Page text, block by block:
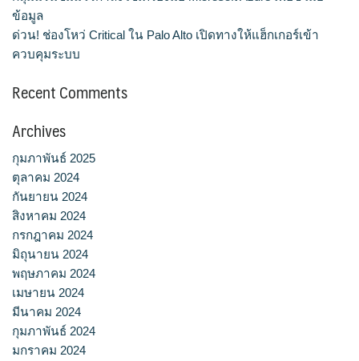
ข้อมูล
ด่วน! ช่องโหว่ Critical ใน Palo Alto เปิดทางให้แฮ็กเกอร์เข้า
ควบคุมระบบ
Recent Comments
Archives
กุมภาพันธ์ 2025
ตุลาคม 2024
กันยายน 2024
สิงหาคม 2024
กรกฎาคม 2024
มิถุนายน 2024
พฤษภาคม 2024
เมษายน 2024
มีนาคม 2024
กุมภาพันธ์ 2024
มกราคม 2024